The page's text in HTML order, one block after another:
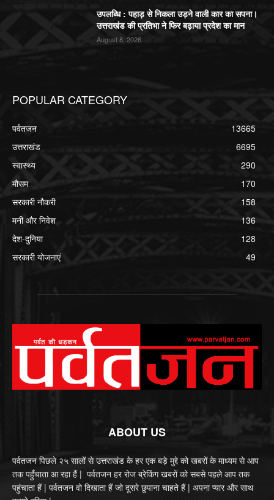
उपलब्धि : पहाड़ से निकला उड़ने वाली कार का सपना।
उत्तराखंड की प्रतिभा ने फिर बढ़ाया प्रदेश का मान
August 8, 2026
POPULAR CATEGORY
पर्वतजन
13665
उत्तराखंड
6695
स्वास्थ्य
290
मौसम
170
सरकारी नौकरी
158
मनी और निवेश
136
देश-दुनिया
128
सरकारी योजनाएं
49
ABOUT US
पर्वतजन पिछले २५ सालों से उत्तराखंड के हर एक बड़े मुद्दे को खबरों के माध्यम से आप
तक पहुँचाता आ रहा हैं | पर्वतजन हर रोज ब्रेकिंग खबरों को सबसे पहले आप तक
पहुंचाता हैं | पर्वतजन वो दिखाता हैं जो दूसरे छुपाना चाहते हैं | अपना प्यार और साथ